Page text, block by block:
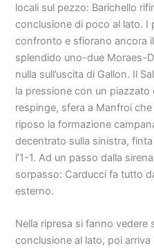
locali sul pezzo: Barichello
conclusione di poco al lato. I
confronto e sfiorano ancora
splendido uno-due Moraes-
nulla sull’uscita di Gallon. Il
la pressione con un piazzato
respinge, sfera a Manfroi
riposo la formazione
decentrato sulla sinistra,
l’1-1. Ad un passo dalla
sorpasso: Carducci fa tutto
esterno.
Nella ripresa si fanno
conclusione al lato, poi